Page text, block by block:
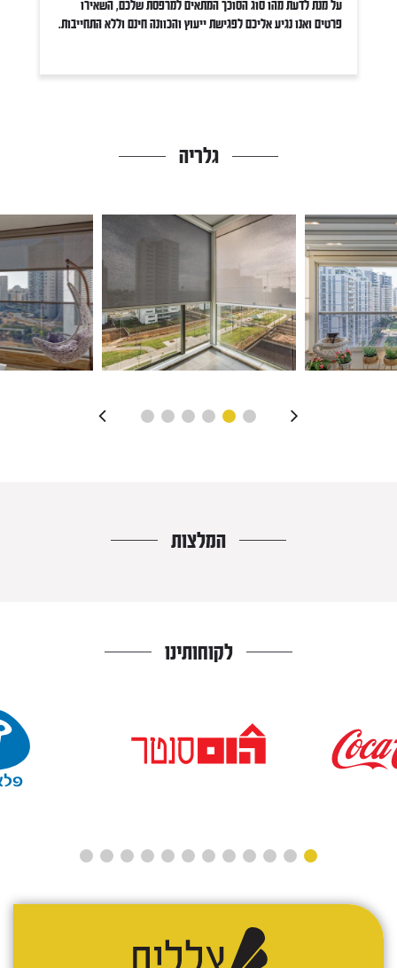
על מנת לדעת מהו סוג הסוכך המתאים למרפסת שלכם, השאירו
פרטים ואנו נגיע אליכם לפגישת ייעוץ והכוונה חינם וללא התחייבות.
גלריה
המלצות
לקוחותינו